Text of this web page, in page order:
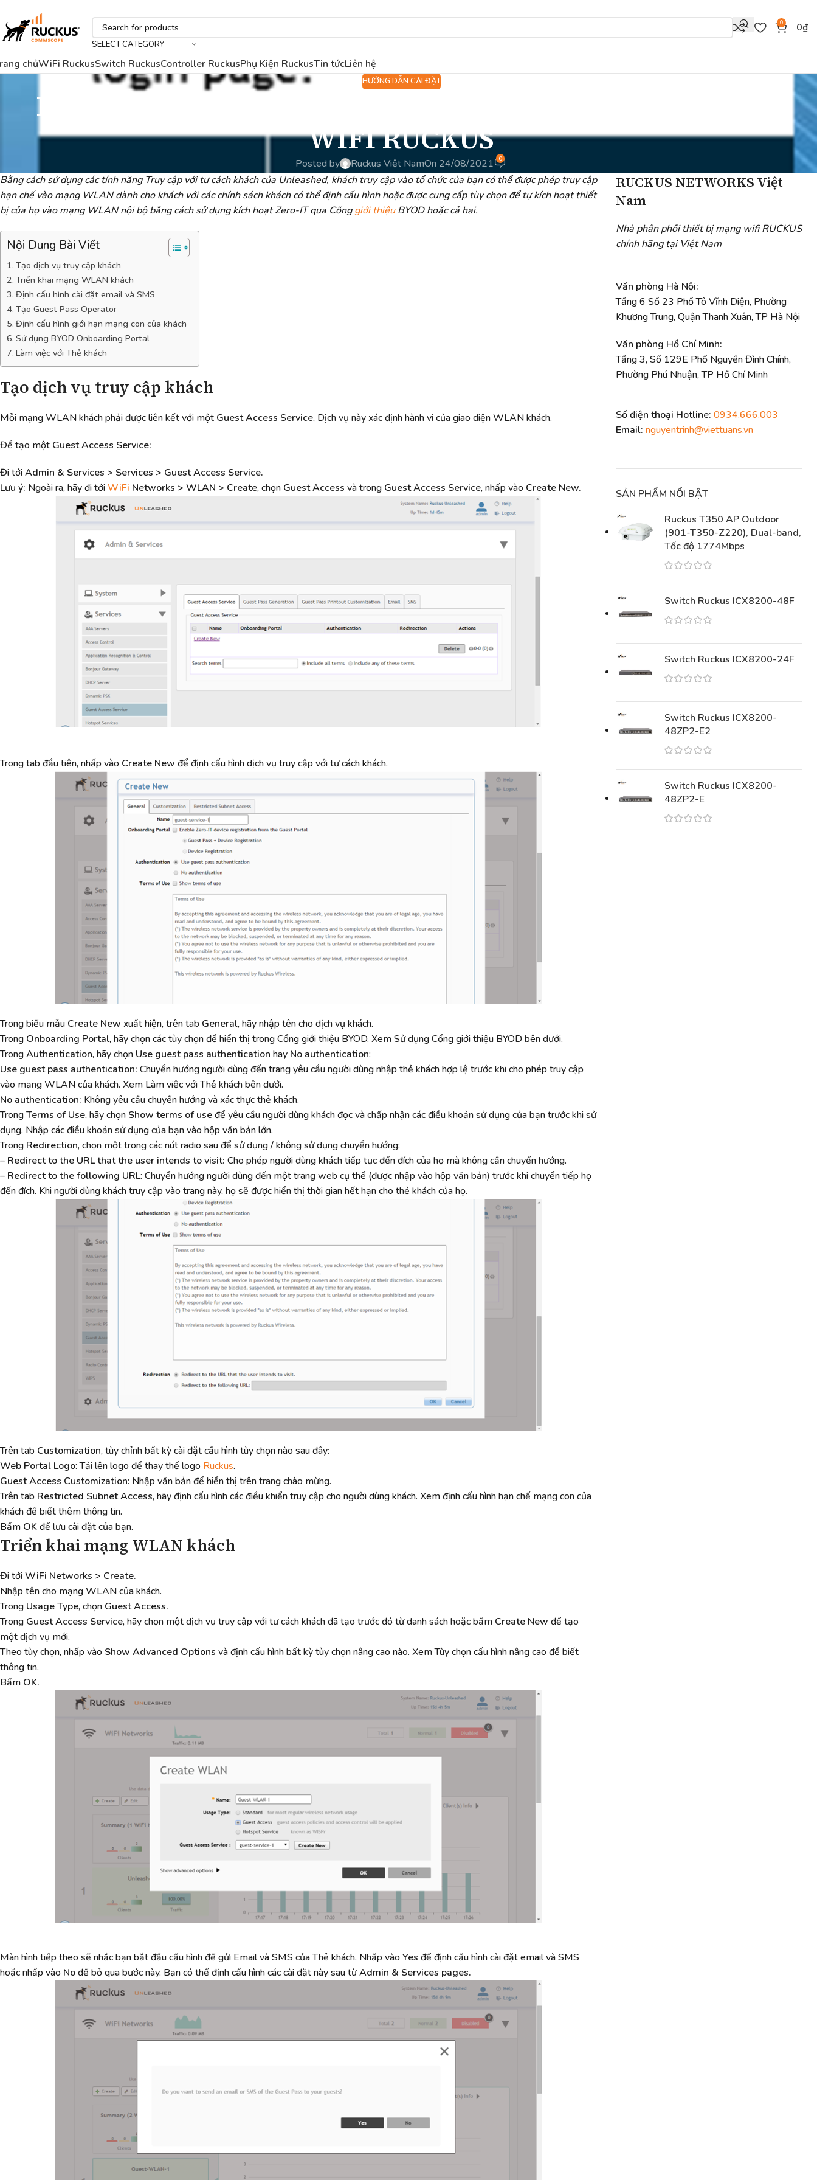
SELECT CATEGORY
0 0₫
chủWiFi RuckusSwitch RuckusController RuckusPhụ Kiện RuckusTin tứcLiên hệ
HƯỚNG DẪN CÀI ĐẶT
Hướng dẫn cài đặt dịch vụ truy cập dành cho khách với
WIFI RUCKUS
Posted by Ruckus Việt NamOn 24/08/2021 0
Bằng cách sử dụng các tính năng Truy cập với tư cách khách của Unleashed, khách truy cập vào tổ chức của bạn có thể được phép truy cập
hạn chế vào mạng WLAN dành cho khách với các chính sách khách có thể định cấu hình hoặc được cung cấp tùy chọn để tự kích hoạt thiết
bị của họ vào mạng WLAN nội bộ bằng cách sử dụng kích hoạt Zero-IT qua Cổnggiới thiệuBYOD hoặc cả hai.
Nội Dung Bài Viết
Tạo dịch vụ truy cập khách
Triển khai mạng WLAN khách
Định cấu hình cài đặt email và SMS
Tạo Guest Pass Operator
Định cấu hình giới hạn mạng con của khách
Sử dụng BYOD Onboarding Portal
Làm việc với Thẻ khách
Tạo dịch vụ truy cập khách
Mỗi mạng WLAN khách phải được liên kết với một Guest Access Service, Dịch vụ này xác định hành vi của giao diện WLAN khách.
Để tạo một Guest Access Service:
Đi tớiAdmin & Services > Services > Guest Access Service.
Lưu ý: Ngoài ra, hãy đi tớiWiFi Networks > WLAN > Create, chọn Guest Access và trong Guest Access Service, nhấp vào Create New.
Trong tab đầu tiên, nhấp vào Create New để định cấu hình dịch vụ truy cập với tư cách khách.
Trong biểu mẫu Create New xuất hiện, trên tab General, hãy nhập tên cho dịch vụ khách.
Trong Onboarding Portal, hãy chọn các tùy chọn để hiển thị trong Cổng giới thiệu BYOD. Xem Sử dụng Cổng giới thiệu BYOD bên dưới.
TrongAuthentication, hãy chọn Use guest pass authentication hay No authentication:
Use guest pass authentication: Chuyển hướng người dùng đến trang yêu cầu người dùng nhập thẻ khách hợp lệ trước khi cho phép truy cập
vào mạng WLAN của khách. Xem Làm việc với Thẻ khách bên dưới.
No authentication: Không yêu cầu chuyển hướng và xác thực thẻ khách.
TrongTerms of Use, hãy chọn Show terms of useđể yêu cầu người dùng khách đọc và chấp nhận các điều khoản sử dụng của bạn trước khi sử
dụng. Nhập các điều khoản sử dụng của bạn vào hộp văn bản lớn.
Trong Redirection, chọn một trong các nút radio sau để sử dụng / không sử dụng chuyển hướng:
– Redirect to the URL that the user intends to visit: Cho phép người dùng khách tiếp tục đến đích của họ mà không cần chuyển hướng.
– Redirect to the following URL: Chuyển hướng người dùng đến một trang web cụ thể (được nhập vào hộp văn bản) trước khi chuyển tiếp họ
đến đích. Khi người dùng khách truy cập vào trang này, họ sẽ được hiển thị thời gian hết hạn cho thẻ khách của họ.
Trên tab Customization, tùy chỉnh bất kỳ cài đặt cấu hình tùy chọn nào sau đây:
Web Portal Logo: Tải lên logo để thay thế logo Ruckus.
Guest Access Customization: Nhập văn bản để hiển thị trên trang chào mừng.
Trên tab Restricted Subnet Access, hãy định cấu hình các điều khiển truy cập cho người dùng khách. Xem định cấu hình hạn chế mạng con của
khách để biết thêm thông tin.
Bấm OKđể lưu cài đặt của bạn.
Triển khai mạng WLAN khách
Đi tớiWiFi Networks > Create.
Nhập tên cho mạng WLAN của khách.
Trong Usage Type, chọn Guest Access.
Trong Guest Access Service, hãy chọn một dịch vụ truy cập với tư cách khách đã tạo trước đó từ danh sách hoặc bấm Create New để tạo
một dịch vụ mới.
Theo tùy chọn, nhấp vào Show Advanced Options và định cấu hình bất kỳ tùy chọn nâng cao nào. Xem Tùy chọn cấu hình nâng cao để biết
thông tin.
Bấm OK.
Màn hình tiếp theo sẽ nhắc bạn bắt đầu cấu hình để gửi Email và SMS của Thẻ khách. Nhấp vào Yes để định cấu hình cài đặt email và SMS
hoặc nhấp vào Nođể bỏ qua bước này. Bạn có thể định cấu hình các cài đặt này sau từAdmin & Services pages.
RUCKUS NETWORKS Việt
Nam
Nhà phân phối thiết bị mạng wifi RUCKUS
chính hãng tại Việt Nam
Văn phòng Hà Nội:
Tầng 6 Số 23 Phố Tô Vĩnh Diện, Phường
Khương Trung, Quận Thanh Xuân, TP Hà Nội
Văn phòng Hồ Chí Minh:
Tầng 3, Số 129E Phố Nguyễn Đình Chính,
Phường Phú Nhuận, TP Hồ Chí Minh
Số điện thoại Hotline: 0934.666.003
Email: nguyentrinh@viettuans.vn
SẢN PHẨM NỔI BẬT
Ruckus T350 AP Outdoor
(901-T350-Z220), Dual-band,
Tốc độ 1774Mbps
Switch Ruckus ICX8200-48F
Switch Ruckus ICX8200-24F
Switch Ruckus ICX8200-
48ZP2-E2
Switch Ruckus ICX8200-
48ZP2-E